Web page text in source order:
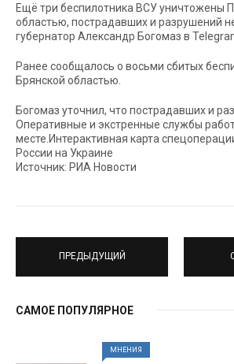
Ещё три беспилотника ВСУ уничтожены
областью, пострадавших и разрушений
губернатор Александр Богомаз в
Ранее сообщалось о восьми сбитых
Брянской областью.
Богомаз уточнил, что пострадавших и
Оперативные и экстренные службы
месте.Интерактивная карта
России на Украине
Источник: РИА Новости
ПРЕДЫДУЩИЙ
САМОЕ ПОПУЛЯРНОЕ
МНЕНИЯ